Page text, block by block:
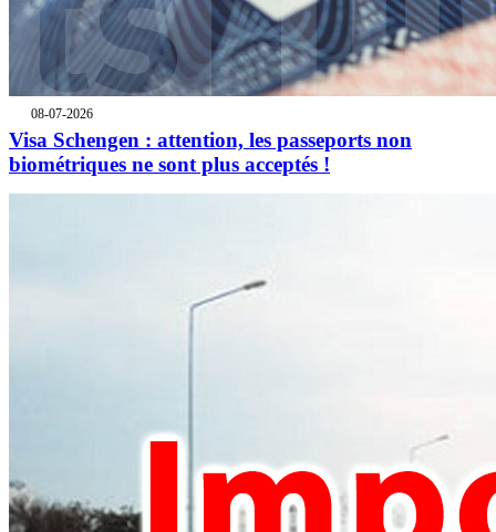
08-07-2026
Visa Schengen : attention, les passeports non
biométriques ne sont plus acceptés !